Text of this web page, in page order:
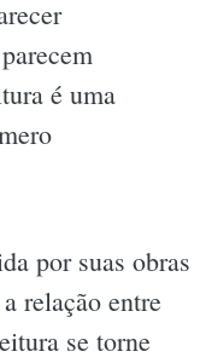
é uma
por suas obras
relação entre
se torne